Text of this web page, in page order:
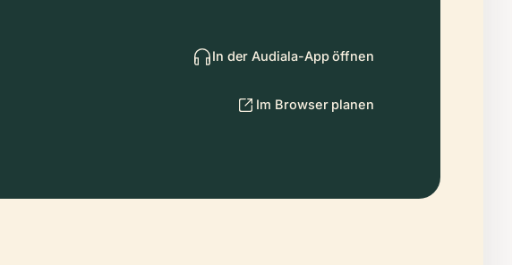
In der Audiala-App öffnen
Im Browser planen